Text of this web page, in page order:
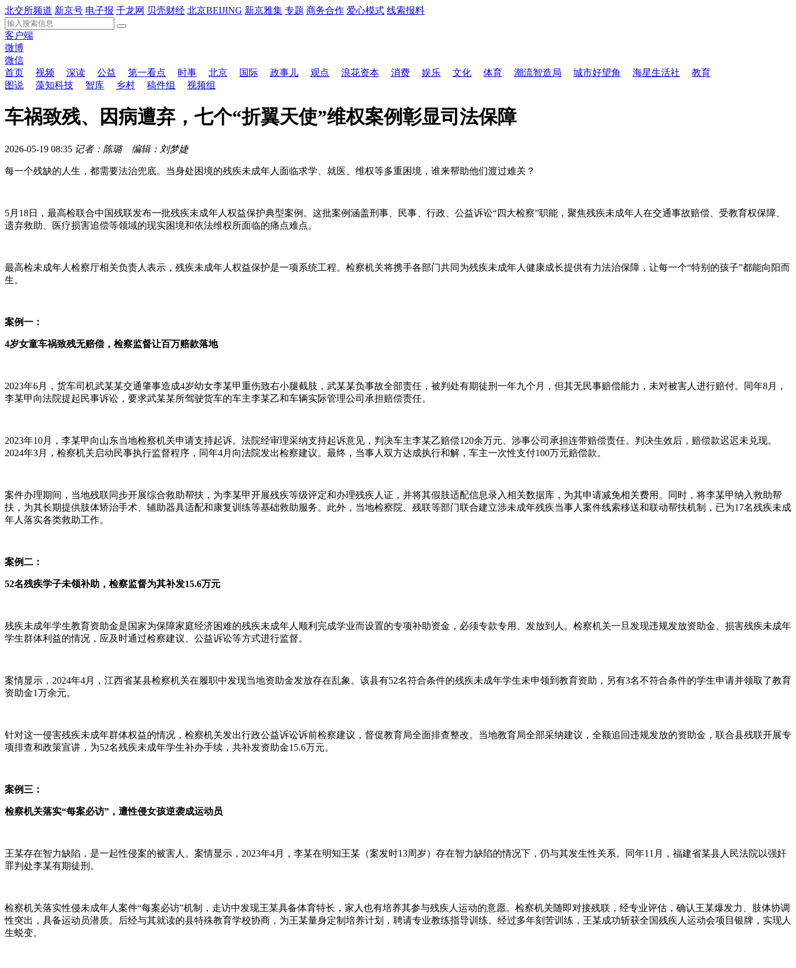
北交所频道 新京号 电子报 千龙网 贝壳财经 北京BEIJING 新京雅集 专题 商务合作 爱心模式 线索报料
客户端
微博
微信
首页
视频 深读 公益 第一看点 时事 北京 国际 政事儿 观点 浪花资本 消费 娱乐 文化 体育 潮流智造局 城市好望角 海星生活社
教育
图说
藻知科技 智库 乡村 稿件组 视频组
车祸致残、因病遭弃，七个“折翼天使”维权案例彰显司法保障
2026-05-19 08:35 记者：陈璐 编辑：刘梦婕
每一个残缺的人生，都需要法治兜底。当身处困境的残疾未成年人面临求学、就医、维权等多重困境，谁来帮助他们渡过难关？
5月18日，最高检联合中国残联发布一批残疾未成年人权益保护典型案例。这批案例涵盖刑事、民事、行政、公益诉讼“四大检察”职能，聚焦残疾未成年人在交通事故赔偿、受教育权保障、
遗弃救助、医疗损害追偿等领域的现实困境和依法维权所面临的痛点难点。
最高检未成年人检察厅相关负责人表示，残疾未成年人权益保护是一项系统工程。检察机关将携手各部门共同为残疾未成年人健康成长提供有力法治保障，让每一个“特别的孩子”都能向阳而
生。
案例一：
4岁女童车祸致残无赔偿，检察监督让百万赔款落地
2023年6月，货车司机武某某交通肇事造成4岁幼女李某甲重伤致右小腿截肢，武某某负事故全部责任，被判处有期徒刑一年九个月，但其无民事赔偿能力，未对被害人进行赔付。同年8月，
李某甲向法院提起民事诉讼，要求武某某所驾驶货车的车主李某乙和车辆实际管理公司承担赔偿责任。
2023年10月，李某甲向山东当地检察机关申请支持起诉。法院经审理采纳支持起诉意见，判决车主李某乙赔偿120余万元、涉事公司承担连带赔偿责任。判决生效后，赔偿款迟迟未兑现。
2024年3月，检察机关启动民事执行监督程序，同年4月向法院发出检察建议。最终，当事人双方达成执行和解，车主一次性支付100万元赔偿款。
案件办理期间，当地残联同步开展综合救助帮扶，为李某甲开展残疾等级评定和办理残疾人证，并将其假肢适配信息录入相关数据库，为其申请减免相关费用。同时，将李某甲纳入救助帮
扶，为其长期提供肢体矫治手术、辅助器具适配和康复训练等基础救助服务。此外，当地检察院、残联等部门联合建立涉未成年残疾当事人案件线索移送和联动帮扶机制，已为17名残疾未成
年人落实各类救助工作。
案例二：
52名残疾学子未领补助，检察监督为其补发15.6万元
残疾未成年学生教育资助金是国家为保障家庭经济困难的残疾未成年人顺利完成学业而设置的专项补助资金，必须专款专用、发放到人。检察机关一旦发现违规发放资助金、损害残疾未成年
学生群体利益的情况，应及时通过检察建议、公益诉讼等方式进行监督。
案情显示，2024年4月，江西省某县检察机关在履职中发现当地资助金发放存在乱象。该县有52名符合条件的残疾未成年学生未申领到教育资助，另有3名不符合条件的学生申请并领取了教育
资助金1万余元。
针对这一侵害残疾未成年群体权益的情况，检察机关发出行政公益诉讼诉前检察建议，督促教育局全面排查整改。当地教育局全部采纳建议，全额追回违规发放的资助金，联合县残联开展专
项排查和政策宣讲，为52名残疾未成年学生补办手续，共补发资助金15.6万元。
案例三：
检察机关落实“每案必访”，遭性侵女孩逆袭成运动员
王某存在智力缺陷，是一起性侵案的被害人。案情显示，2023年4月，李某在明知王某（案发时13周岁）存在智力缺陷的情况下，仍与其发生性关系。同年11月，福建省某县人民法院以强奸
罪判处李某有期徒刑。
检察机关落实性侵未成年人案件“每案必访”机制，走访中发现王某具备体育特长，家人也有培养其参与残疾人运动的意愿。检察机关随即对接残联，经专业评估，确认王某爆发力、肢体协调
性突出，具备运动员潜质。后经与其就读的县特殊教育学校协商，为王某量身定制培养计划，聘请专业教练指导训练。经过多年刻苦训练，王某成功斩获全国残疾人运动会项目银牌，实现人
生蜕变。